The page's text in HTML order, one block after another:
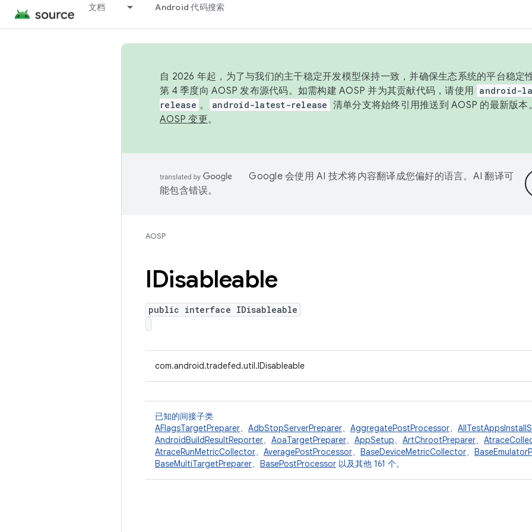
文档 Android 代码搜索
自 2026 年起，为了与我们的主干稳定开发模型保持一致，并确保生态系统的平台稳定
第 4 季度向 AOSP 发布源代码。如需构建 AOSP 并为其贡献代码，请使用 android-
release 。 android-latest-release 清单分支将始终引用推送到 AOSP 的最新版
AOSP 变更。
Google 会使用 AI 技术将内容翻译成您偏好的语言。AI 翻译可
能包含错误。
AOSP
IDisableable
public interface IDisableable
com.android.tradefed.util.IDisableable
已知的间接子类
AFlagsTargetPreparer、 AdbStopServerPreparer、 AggregatePostProcessor、
AndroidBuildResultReporter、 AoaTargetPreparer、 AppSetup、 ArtChrootPreparer、
AtraceRunMetricCollector、 AveragePostProcessor、 BaseDeviceMetricCollector、
BaseMultiTargetPreparer、 BasePostProcessor 以及其他 161 个。